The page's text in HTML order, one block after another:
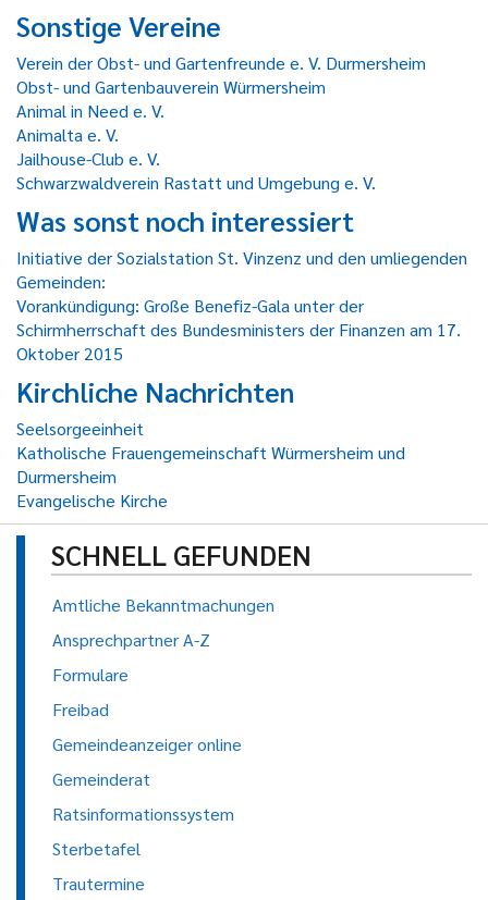
Sonstige Vereine
Verein der Obst- und Gartenfreunde e. V. Durmersheim
Obst- und Gartenbauverein Würmersheim
Animal in Need e. V.
Animalta e. V.
Jailhouse-Club e. V.
Schwarzwaldverein Rastatt und Umgebung e. V.
Was sonst noch interessiert
Initiative der Sozialstation St. Vinzenz und den umliegenden
Gemeinden:
Vorankündigung: Große Benefiz-Gala unter der
Schirmherrschaft des Bundesministers der Finanzen am 17.
Oktober 2015
Kirchliche Nachrichten
Seelsorgeeinheit
Katholische Frauengemeinschaft Würmersheim und
Durmersheim
Evangelische Kirche
SCHNELL GEFUNDEN
Amtliche Bekanntmachungen
Ansprechpartner A-Z
Formulare
Freibad
Gemeindeanzeiger online
Gemeinderat
Ratsinformationssystem
Sterbetafel
Trautermine